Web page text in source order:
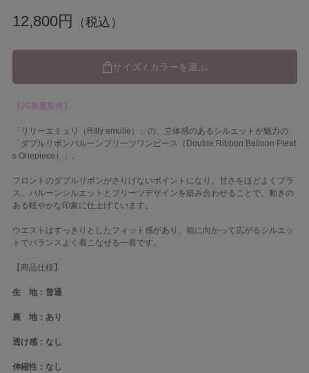
12,800円
（税込）
サイズ / カラーを選ぶ
【26春夏新作】
「リリーエミュリ（Rilly emulie）」の、立体感のあるシルエットが魅力の
「ダブルリボンバルーンプリーツワンピース（Double Ribbon Balloon Pleat
s Onepiece）」。
フロントのダブルリボンがさりげないポイントになり、甘さをほどよくプラ
ス。バルーンシルエットとプリーツデザインを組み合わせることで、動きの
ある軽やかな印象に仕上げています。
ウエストはすっきりとしたフィット感があり、裾に向かって広がるシルエッ
トでバランスよく着こなせる一着です。
【商品仕様】
生 地：普通
裏 地：あり
透け感：なし
伸縮性：なし